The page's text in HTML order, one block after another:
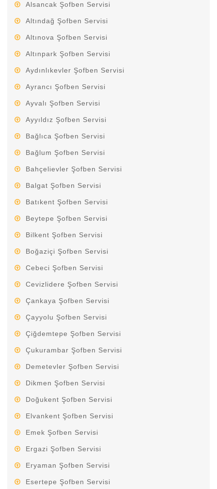
Alsancak Şofben Servisi
Altındağ Şofben Servisi
Altınova Şofben Servisi
Altınpark Şofben Servisi
Aydınlıkevler Şofben Servisi
Ayrancı Şofben Servisi
Ayvalı Şofben Servisi
Ayyıldız Şofben Servisi
Bağlıca Şofben Servisi
Bağlum Şofben Servisi
Bahçelievler Şofben Servisi
Balgat Şofben Servisi
Batıkent Şofben Servisi
Beytepe Şofben Servisi
Bilkent Şofben Servisi
Boğaziçi Şofben Servisi
Cebeci Şofben Servisi
Cevizlidere Şofben Servisi
Çankaya Şofben Servisi
Çayyolu Şofben Servisi
Çiğdemtepe Şofben Servisi
Çukurambar Şofben Servisi
Demetevler Şofben Servisi
Dikmen Şofben Servisi
Doğukent Şofben Servisi
Elvankent Şofben Servisi
Emek Şofben Servisi
Ergazi Şofben Servisi
Eryaman Şofben Servisi
Esertepe Şofben Servisi